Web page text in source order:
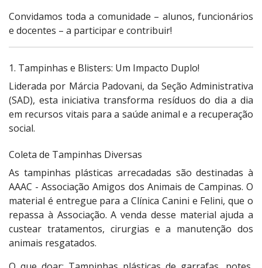
Convidamos toda a comunidade – alunos, funcionários
e docentes – a participar e contribuir!
1. Tampinhas e Blisters: Um Impacto Duplo!
Liderada por Márcia Padovani, da Seção Administrativa
(SAD), esta iniciativa transforma resíduos do dia a dia
em recursos vitais para a saúde animal e a recuperação
social.
Coleta de Tampinhas Diversas
As tampinhas plásticas arrecadadas são destinadas à
AAAC - Associação Amigos dos Animais de Campinas. O
material é entregue para a Clínica Canini e Felini, que o
repassa à Associação. A venda desse material ajuda a
custear tratamentos, cirurgias e a manutenção dos
animais resgatados.